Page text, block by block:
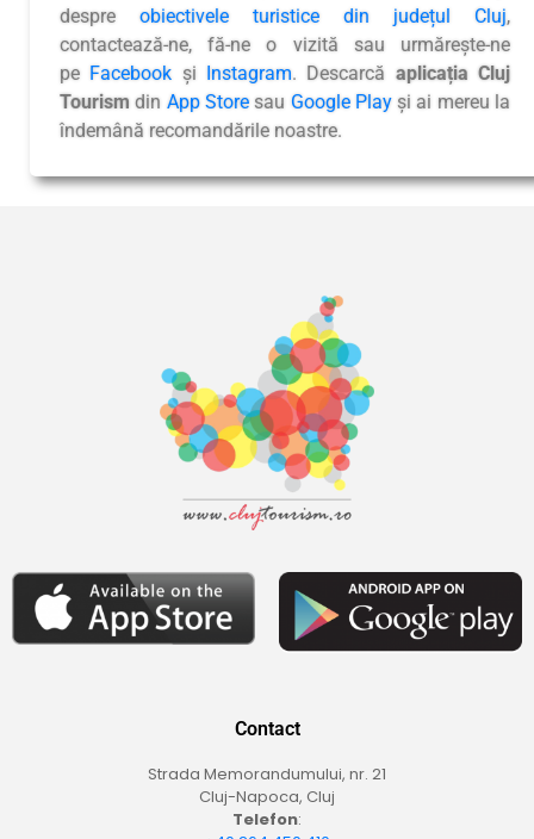
despre obiectivele turistice din județul Cluj,
contactează-ne, fă-ne o vizită sau urmărește-ne
pe Facebook și Instagram. Descarcă aplicația Cluj
Tourism din App Storesau Google Playși ai mereu la
îndemână recomandările noastre.
Contact
Strada Memorandumului, nr. 21
Cluj-Napoca, Cluj
Telefon: